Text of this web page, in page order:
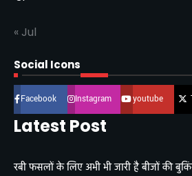
« Jul
Social Icons
Facebook Instagram youtube
Latest Post
रबी फसलों के लिए अभी भी जारी है बीजों की